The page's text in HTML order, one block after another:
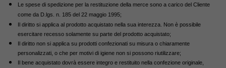
Le spese di spedizione per la restituzione della merce sono a carico del Cliente
come da D.lgs. n. 185 del 22 maggio 1995;
Il diritto si applica al prodotto acquistato nella sua interezza. Non è possibile
esercitare recesso solamente su parte del prodotto acquistato;
Il diritto non si applica su prodotti confezionati su misura o chiaramente
personalizzati, o che per motivi di igiene non si possono riutilizzare;
Il bene acquistato dovrà essere integro e restituito nella confezione originale,